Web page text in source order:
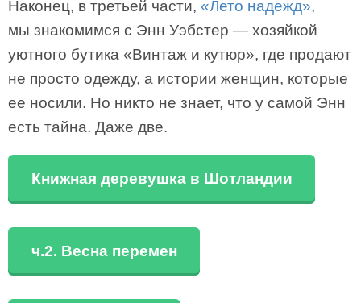
Наконец, в третьей части, «Лето надежд»,
мы знакомимся с Энн Уэбстер — хозяйкой
уютного бутика «Винтаж и кутюр», где продают
не просто одежду, а истории женщин, которые
ее носили. Но никто не знает, что у самой Энн
есть тайна. Даже две.
Книжная деревушка в Шотландии
ч.2. Весна перемен